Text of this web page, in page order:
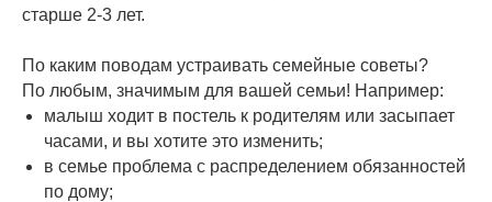
старше 2-3 лет.
По каким поводам устраивать семейные советы?
По любым, значимым для вашей семьи! Например:
малыш ходит в постель к родителям или засыпает
часами, и вы хотите это изменить;
в семье проблема с распределением обязанностей
по дому;